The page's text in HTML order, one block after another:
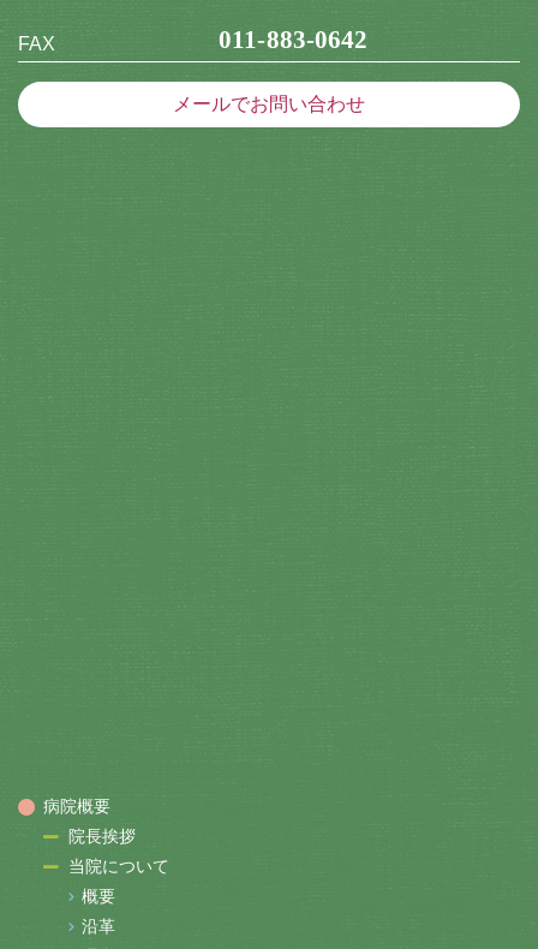
FAX 011-883-0642
メールでお問い合わせ
病院概要
院長挨拶
当院について
概要
沿革